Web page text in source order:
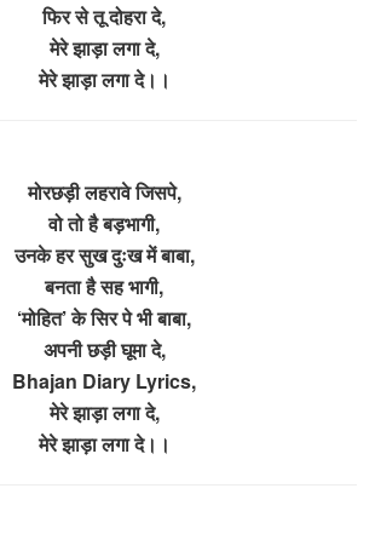
फिर से तू दोहरा दे,
मेरे झाड़ा लगा दे,
मेरे झाड़ा लगा दे।।
मोरछड़ी लहरावे जिसपे,
वो तो है बड़भागी,
उनके हर सुख दुःख में बाबा,
बनता है सह भागी,
‘मोहित’ के सिर पे भी बाबा,
अपनी छड़ी घूमा दे,
Bhajan Diary Lyrics,
मेरे झाड़ा लगा दे,
मेरे झाड़ा लगा दे।।